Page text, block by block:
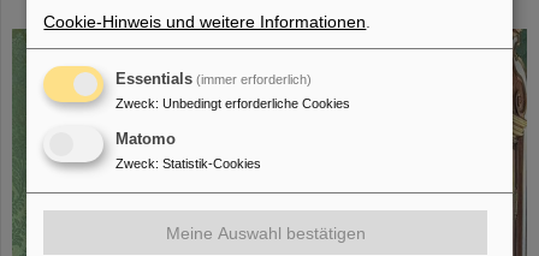
Cookie-Hinweis und weitere Informationen
Essentials (immer erforderlich)
Zweck: Unbedingt erforderliche Cookies
Matomo
Zweck: Statistik-Cookies
Meine Auswahl bestätigen